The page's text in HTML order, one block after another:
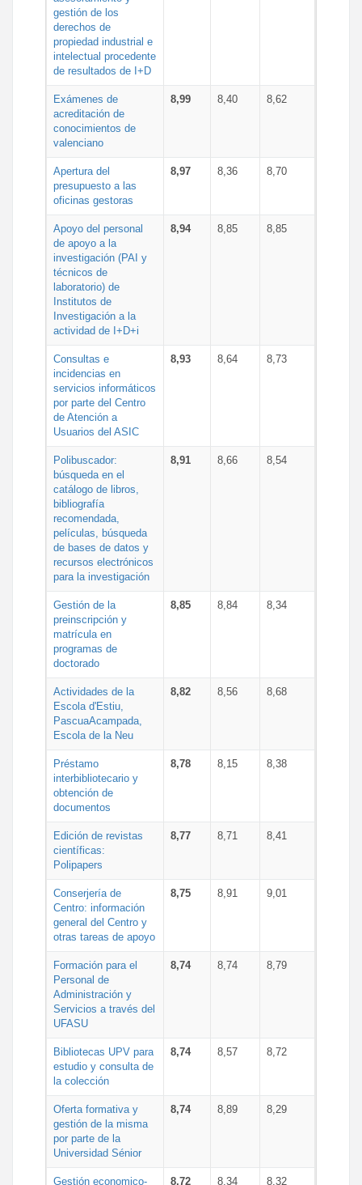
gestión de los
derechos de
propiedad industrial e
intelectual procedente
de resultados de I+D
Exámenes de
acreditación de
conocimientos de
valenciano
8,99 8,40 8,62
Apertura del
presupuesto a las
oficinas gestoras
8,97 8,36 8,70
Apoyo del personal
de apoyo a la
investigación (PAI y
técnicos de
laboratorio) de
Institutos de
Investigación a la
actividad de I+D+i
8,94 8,85 8,85
Consultas e
incidencias en
servicios informáticos
por parte del Centro
de Atención a
Usuarios del ASIC
8,93 8,64 8,73
Polibuscador:
búsqueda en el
catálogo de libros,
bibliografía
recomendada,
películas, búsqueda
de bases de datos y
recursos electrónicos
para la investigación
8,91 8,66 8,54
Gestión de la
preinscripción y
matrícula en
programas de
doctorado
8,85 8,84 8,34
Actividades de la
Escola d'Estiu,
PascuaAcampada,
Escola de la Neu
8,82 8,56 8,68
Préstamo
interbibliotecario y
obtención de
documentos
8,78 8,15 8,38
Edición de revistas
científicas:
Polipapers
8,77 8,71 8,41
Conserjería de
Centro: información
general del Centro y
otras tareas de apoyo
8,75 8,91 9,01
Formación para el
Personal de
Administración y
Servicios a través del
UFASU
8,74 8,74 8,79
Bibliotecas UPV para
estudio y consulta de
la colección
8,74 8,57 8,72
Oferta formativa y
gestión de la misma
por parte de la
Universidad Sénior
8,74 8,89 8,29
Gestión economico- 8,72 8,34 8,32